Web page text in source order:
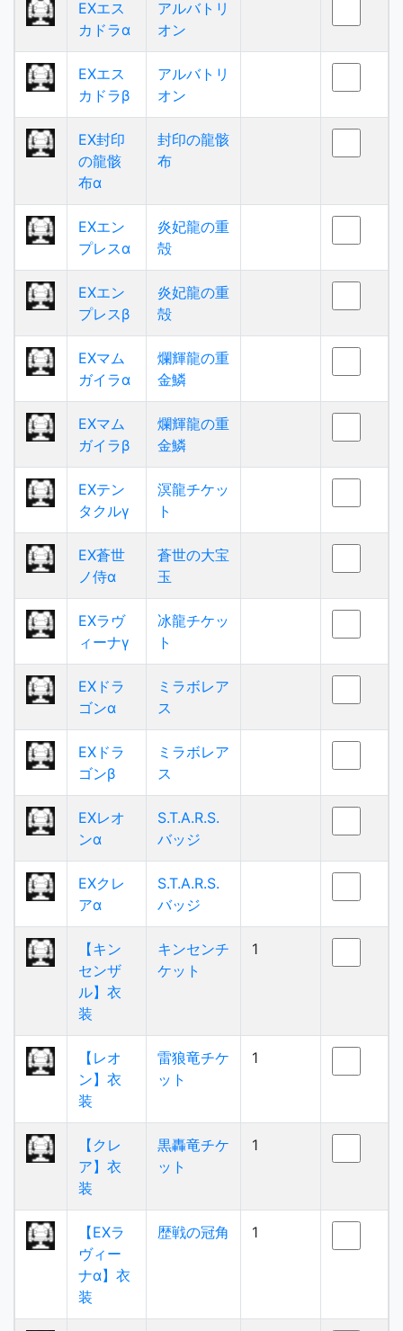
EXエス
カドラα
アルバトリ
オン
EXエス
カドラβ
アルバトリ
オン
EX封印
の龍骸
布α
封印の龍骸
布
EXエン
プレスα
炎妃龍の重
殻
EXエン
プレスβ
炎妃龍の重
殻
EXマム
ガイラα
爛輝龍の重
金鱗
EXマム
ガイラβ
爛輝龍の重
金鱗
EXテン
タクルγ
溟龍チケッ
ト
EX蒼世
ノ侍α
蒼世の大宝
玉
EXラヴ
ィーナγ
冰龍チケッ
ト
EXドラ
ゴンα
ミラボレア
ス
EXドラ
ゴンβ
ミラボレア
ス
EXレオ
ンα
S.T.A.R.S.
バッジ
EXクレ
アα
S.T.A.R.S.
バッジ
【キン
センザ
ル】衣
装
キンセンチ
ケット
1
【レオ
ン】衣
装
雷狼竜チケ
ット
1
【クレ
ア】衣
装
黒轟竜チケ
ット
1
【EXラ
ヴィー
ナα】衣
装
歴戦の冠角 1